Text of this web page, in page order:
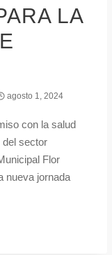
LA
agosto 1, 2024
con la salud
del sector
Flor
nueva jornada